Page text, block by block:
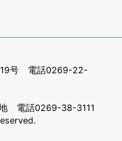
19号 電話0269-22-
電話0269-38-3111